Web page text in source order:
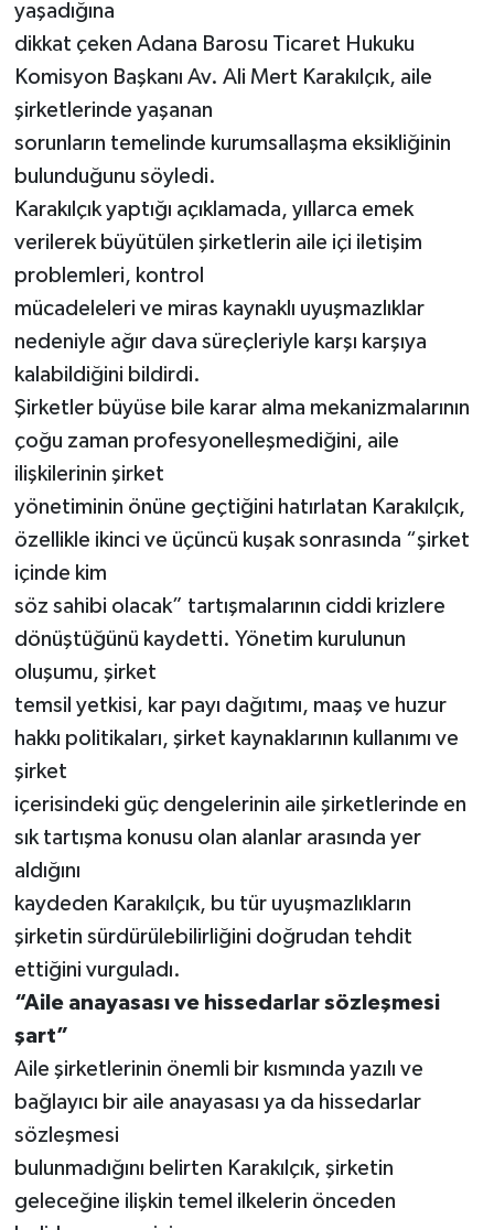
yaşadığına
dikkat çeken Adana Barosu Ticaret Hukuku
Komisyon Başkanı Av. Ali Mert Karakılçık, aile
şirketlerinde yaşanan
sorunların temelinde kurumsallaşma eksikliğinin
bulunduğunu söyledi.
Karakılçık yaptığı açıklamada, yıllarca emek
verilerek büyütülen şirketlerin aile içi iletişim
problemleri, kontrol
mücadeleleri ve miras kaynaklı uyuşmazlıklar
nedeniyle ağır dava süreçleriyle karşı karşıya
kalabildiğini bildirdi.
Şirketler büyüse bile karar alma mekanizmalarının
çoğu zaman profesyonelleşmediğini, aile
ilişkilerinin şirket
yönetiminin önüne geçtiğini hatırlatan Karakılçık,
özellikle ikinci ve üçüncü kuşak sonrasında “şirket
içinde kim
söz sahibi olacak” tartışmalarının ciddi krizlere
dönüştüğünü kaydetti. Yönetim kurulunun
oluşumu, şirket
temsil yetkisi, kar payı dağıtımı, maaş ve huzur
hakkı politikaları, şirket kaynaklarının kullanımı ve
şirket
içerisindeki güç dengelerinin aile şirketlerinde en
sık tartışma konusu olan alanlar arasında yer
aldığını
kaydeden Karakılçık, bu tür uyuşmazlıkların
şirketin sürdürülebilirliğini doğrudan tehdit
ettiğini vurguladı.
“Aile anayasası ve hissedarlar sözleşmesi
şart”
Aile şirketlerinin önemli bir kısmında yazılı ve
bağlayıcı bir aile anayasası ya da hissedarlar
sözleşmesi
bulunmadığını belirten Karakılçık, şirketin
geleceğine ilişkin temel ilkelerin önceden